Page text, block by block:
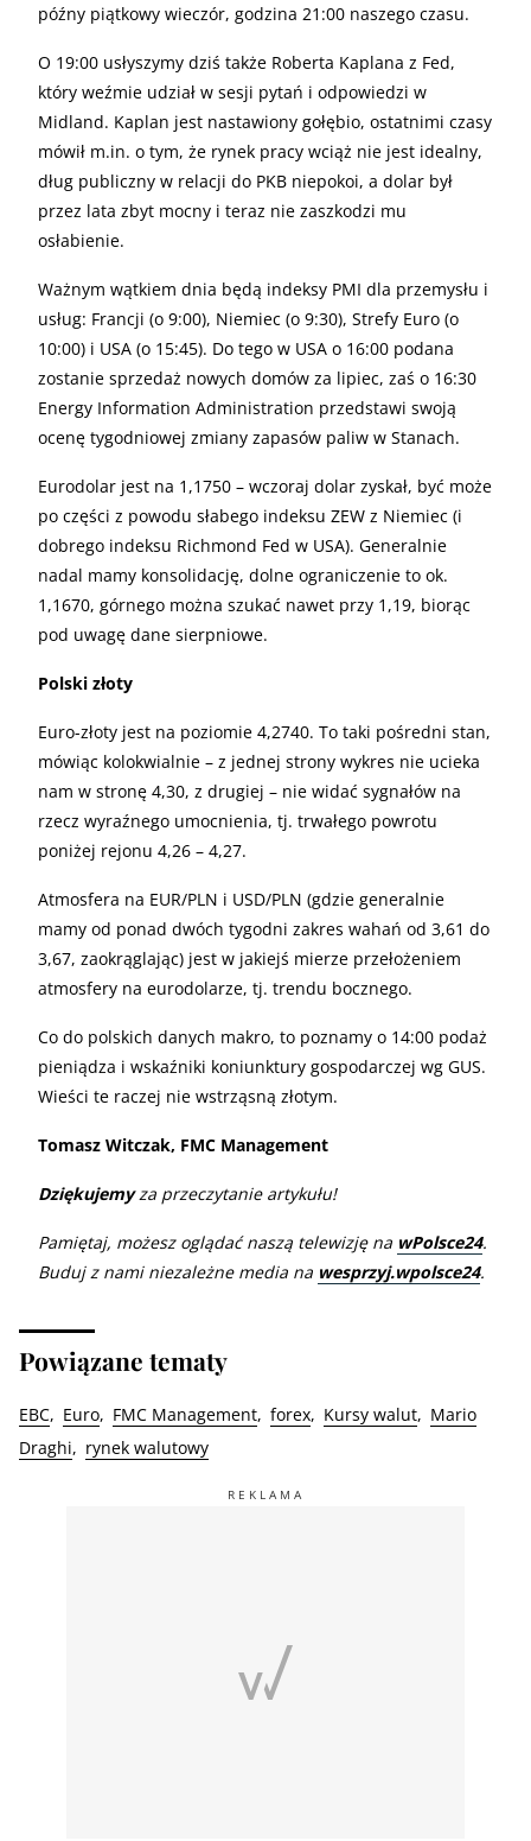
późny piątkowy wieczór, godzina 21:00 naszego czasu.
O 19:00 usłyszymy dziś także Roberta Kaplana z Fed,
który weźmie udział w sesji pytań i odpowiedzi w
Midland. Kaplan jest nastawiony gołębio, ostatnimi czasy
mówił m.in. o tym, że rynek pracy wciąż nie jest idealny,
dług publiczny w relacji do PKB niepokoi, a dolar był
przez lata zbyt mocny i teraz nie zaszkodzi mu
osłabienie.
Ważnym wątkiem dnia będą indeksy PMI dla przemysłu i
usług: Francji (o 9:00), Niemiec (o 9:30), Strefy Euro (o
10:00) i USA (o 15:45). Do tego w USA o 16:00 podana
zostanie sprzedaż nowych domów za lipiec, zaś o 16:30
Energy Information Administration przedstawi swoją
ocenę tygodniowej zmiany zapasów paliw w Stanach.
Eurodolar jest na 1,1750 – wczoraj dolar zyskał, być może
po części z powodu słabego indeksu ZEW z Niemiec (i
dobrego indeksu Richmond Fed w USA). Generalnie
nadal mamy konsolidację, dolne ograniczenie to ok.
1,1670, górnego można szukać nawet przy 1,19, biorąc
pod uwagę dane sierpniowe.
Polski złoty
Euro-złoty jest na poziomie 4,2740. To taki pośredni stan,
mówiąc kolokwialnie – z jednej strony wykres nie ucieka
nam w stronę 4,30, z drugiej – nie widać sygnałów na
rzecz wyraźnego umocnienia, tj. trwałego powrotu
poniżej rejonu 4,26 – 4,27.
Atmosfera na EUR/PLN i USD/PLN (gdzie generalnie
mamy od ponad dwóch tygodni zakres wahań od 3,61 do
3,67, zaokrąglając) jest w jakiejś mierze przełożeniem
atmosfery na eurodolarze, tj. trendu bocznego.
Co do polskich danych makro, to poznamy o 14:00 podaż
pieniądza i wskaźniki koniunktury gospodarczej wg GUS.
Wieści te raczej nie wstrząsną złotym.
Tomasz Witczak, FMC Management
Dziękujemyza przeczytanie artykułu!
Pamiętaj, możesz oglądać naszą telewizję na wPolsce24.
Buduj z nami niezależne media na wesprzyj.wpolsce24.
Powiązane tematy
EBC Euro FMC Management forex Kursy walut
Mario
Draghi
rynek walutowy